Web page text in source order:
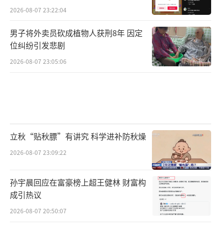
2026-08-07 23:22:04
男子将外卖员砍成植物人获刑8年 因定
位纠纷引发悲剧
2026-08-07 23:05:06
立秋“贴秋膘”有讲究 科学进补防秋燥
2026-08-07 23:09:22
孙宇晨回应在富豪榜上超王健林 财富构
成引热议
2026-08-07 20:50:07